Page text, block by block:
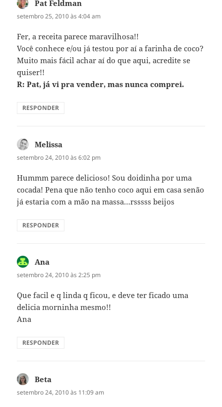
Pat Feldman
setembro 25, 2010 às 4:04 am
Fer, a receita parece maravilhosa!!
Você conhece e/ou já testou por aí a farinha de coco?
Muito mais fácil achar aí do que aqui, acredite se
quiser!!
R: Pat, já vi pra vender, mas nunca comprei.
RESPONDER
Melissa
setembro 24, 2010 às 6:02 pm
Hummm parece delicioso! Sou doidinha por uma
cocada! Pena que não tenho coco aqui em casa senão
já estaria com a mão na massa…rsssss beijos
RESPONDER
Ana
setembro 24, 2010 às 2:25 pm
Que facil e q linda q ficou, e deve ter ficado uma
delicia morninha mesmo!!
Ana
RESPONDER
Beta
setembro 24, 2010 às 11:09 am